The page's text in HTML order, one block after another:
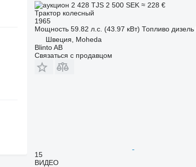
2 428 TJS 2 500 SEK ≈ 228 €
Трактор колесный
1965
Мощность 59.82 л.с. (43.97 кВт) Топливо дизель
Швеция, Moheda
Blinto AB
Связаться с продавцом
15
ВИДЕО